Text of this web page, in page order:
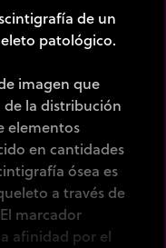
de un
patológico.
imagen que
la distribución
elementos
en cantidades
ósea es
a través de
marcador
afinidad por el